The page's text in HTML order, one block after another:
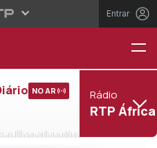
Entrar
NO AR Rádio
RTP África